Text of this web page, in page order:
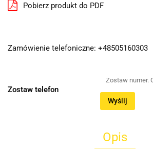
Pobierz produkt do PDF
Zamówienie telefoniczne: +48505160303
Zostaw telefon
Wyślij
Opis